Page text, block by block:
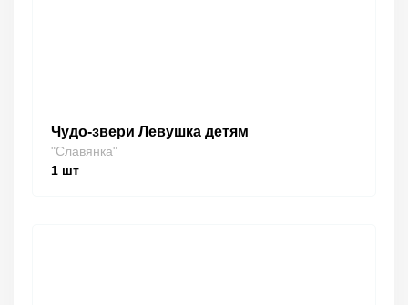
Чудо-звери Левушка детям
"Славянка"
1 шт